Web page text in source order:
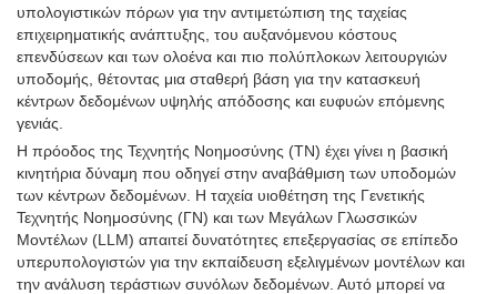
υπολογιστικών πόρων για την αντιμετώπιση της ταχείας
επιχειρηματικής ανάπτυξης, του αυξανόμενου κόστους
επενδύσεων και των ολοένα και πιο πολύπλοκων λειτουργιών
υποδομής, θέτοντας μια σταθερή βάση για την κατασκευή
κέντρων δεδομένων υψηλής απόδοσης και ευφυών επόμενης
γενιάς.
Η πρόοδος της Τεχνητής Νοημοσύνης (ΤΝ) έχει γίνει η βασική
κινητήρια δύναμη που οδηγεί στην αναβάθμιση των υποδομών
των κέντρων δεδομένων. Η ταχεία υιοθέτηση της Γενετικής
Τεχνητής Νοημοσύνης (ΓΝ) και των Μεγάλων Γλωσσικών
Μοντέλων (LLM) απαιτεί δυνατότητες επεξεργασίας σε επίπεδο
υπερυπολογιστών για την εκπαίδευση εξελιγμένων μοντέλων και
την ανάλυση τεράστιων συνόλων δεδομένων. Αυτό μπορεί να